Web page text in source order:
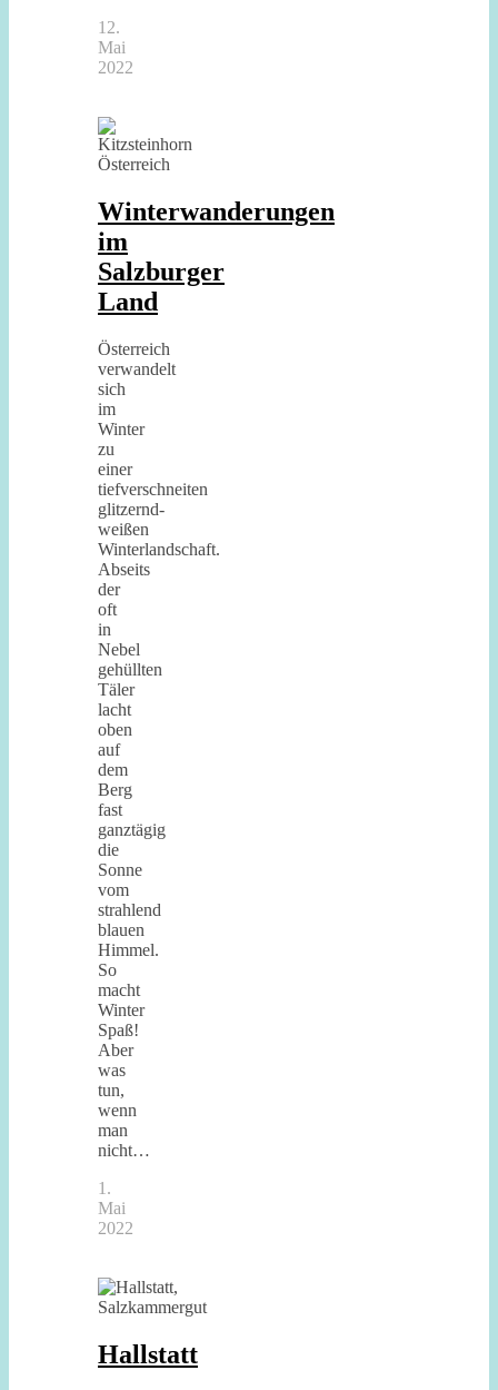
12.
Mai
2022
Winterwanderungen
im
Salzburger
Land
Österreich
verwandelt
sich
im
Winter
zu
einer
tiefverschneiten
glitzernd-
weißen
Winterlandschaft.
Abseits
der
oft
in
Nebel
gehüllten
Täler
lacht
oben
auf
dem
Berg
fast
ganztägig
die
Sonne
vom
strahlend
blauen
Himmel.
So
macht
Winter
Spaß!
Aber
was
tun,
wenn
man
nicht…
1.
Mai
2022
Hallstatt